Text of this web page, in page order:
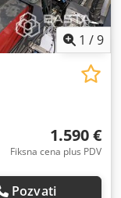
1 /9
1.590 €
Fiksna cena plus PDV
Pozvati